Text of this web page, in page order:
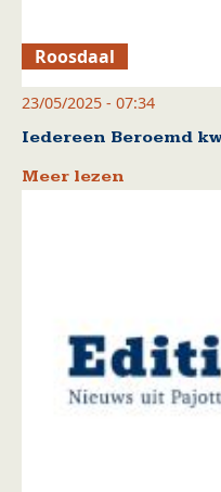
Roosdaal
23/05/2025 - 07:34
Iedereen Beroemd
Meer lezen